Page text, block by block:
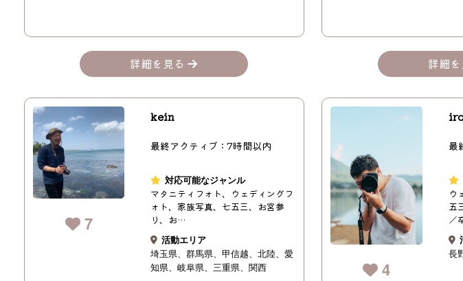
詳細を見る 詳細
7
kein
最終アクティブ：7時間以内
対応可能なジャンル
マタニティフォト、ウェディングフ
ォト、家族写真、七五三、お宮参
り、お…
活動エリア
埼玉県
群馬県 甲信越 北陸
愛
知県
岐阜県 三重県 関西 4
最
ウ
五
／
長